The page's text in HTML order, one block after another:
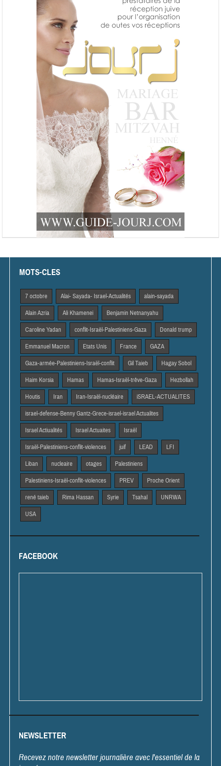
MOTS-CLES
7 octobre Alai- Sayada- Israel-Actualités alain-sayada
Alain Azria Ali Khamenei Benjamin Netnanyahu
Caroline Yadan conflit-Israël-Palestiniens-Gaza Donald trump
Emmanuel Macron Etats Unis France GAZA
Gaza-armée-Palestiniens-Israël-conflit Gil Taieb Hagay Sobol
Haim Korsia Hamas Hamas-Israël-trêve-Gaza Hezbollah
Houtis Iran Iran-Israël-nucléaire iSRAEL-ACTUALITES
israel-defense-Benny Gantz-Grece-israel-israel Actualites
Israel Actiualités Israel Actuaites Israël
Israël-Palestiniens-conflit-violences juif LEAD LFI
Liban nucleaire otages Palestiniens
Palestiniens-Israël-conflit-violences PREV Proche Orient
rené taieb Rima Hassan Syrie Tsahal UNRWA
USA
FACEBOOK
NEWSLETTER
Recevez notre newsletter journalière avec l'essentiel de la